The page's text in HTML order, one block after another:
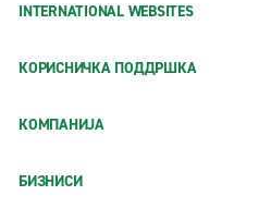
INTERNATIONAL WEBSITES
КОРИСНИЧКА ПОДДРШКА
КОМПАНИЈА
БИЗНИСИ